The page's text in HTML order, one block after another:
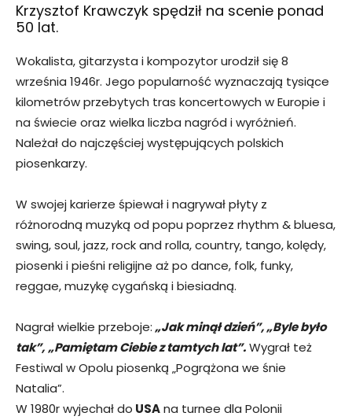
Krzysztof Krawczyk spędził na scenie ponad
50 lat.
Wokalista, gitarzysta i kompozytor urodził się 8
września 1946r. Jego popularność wyznaczają tysiące
kilometrów przebytych tras koncertowych w Europie i
na świecie oraz wielka liczba nagród i wyróżnień.
Należał do najczęściej występujących polskich
piosenkarzy.
W swojej karierze śpiewał i nagrywał płyty z
różnorodną muzyką od popu poprzez rhythm & bluesa,
swing, soul, jazz, rock and rolla, country, tango, kolędy,
piosenki i pieśni religijne aż po dance, folk, funky,
reggae, muzykę cygańską i biesiadną.
Nagrał wielkie przeboje: „Jak minął dzień”, „Byle było
tak”, „Pamiętam Ciebie z tamtych lat”.Wygrał też
Festiwal w Opolu piosenką „Pogrążona we śnie
Natalia”.
W 1980r wyjechał do USAna turnee dla Polonii